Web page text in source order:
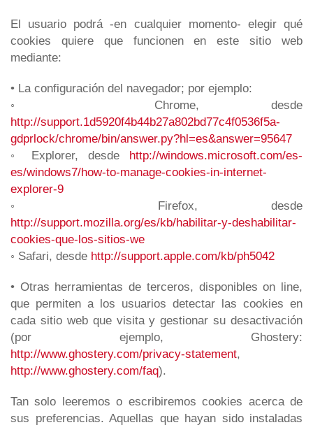
El usuario podrá -en cualquier momento- elegir qué
cookies quiere que funcionen en este sitio web
mediante:
• La configuración del navegador; por ejemplo:
◦ Chrome, desde
http://support.1d5920f4b44b27a802bd77c4f0536f5a-
gdprlock/chrome/bin/answer.py?hl=es&answer=95647
◦ Explorer, desde http://windows.microsoft.com/es-
es/windows7/how-to-manage-cookies-in-internet-
explorer-9
◦ Firefox, desde
http://support.mozilla.org/es/kb/habilitar-y-deshabilitar-
cookies-que-los-sitios-we
◦ Safari, desde http://support.apple.com/kb/ph5042
• Otras herramientas de terceros, disponibles on line,
que permiten a los usuarios detectar las cookies en
cada sitio web que visita y gestionar su desactivación
(por ejemplo, Ghostery:
http://www.ghostery.com/privacy-statement,
http://www.ghostery.com/faq).
Tan solo leeremos o escribiremos cookies acerca de
sus preferencias. Aquellas que hayan sido instaladas